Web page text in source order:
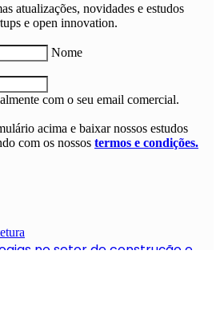
atualizações, novidades e estudos
e open innovation.
Nome
com o seu email comercial.
acima e baixar nossos estudos
com os nossos termos e condições.
no setor de construção e